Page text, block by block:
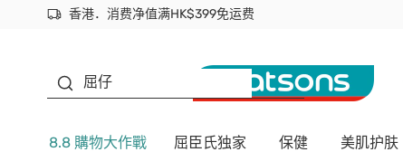
香港．消费净值满HK$399免运费
立即成为易赏钱会员尽享独家优惠
首次APP下单买满$450 输入 NEWAPP 即减$50
屈仔
8.8 購物大作戰 屈臣氏独家 保健 美肌护肤